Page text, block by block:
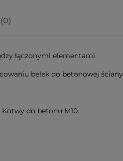
łączonymi elementami.
belek do betonowej ściany.
do betonu M10.